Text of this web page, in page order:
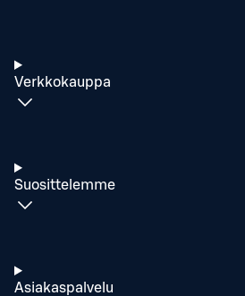
Verkkokauppa
Suosittelemme
Asiakaspalvelu